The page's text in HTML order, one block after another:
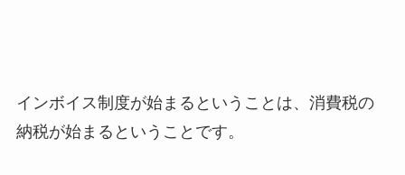
インボイス制度が始まるということは、消費税の
納税が始まるということです。